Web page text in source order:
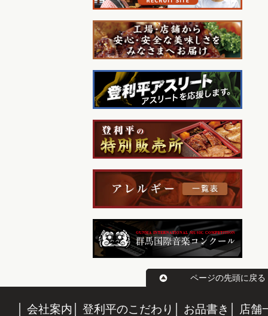
ページの先頭に戻る
会社案内 登利平のこだわり お品書き
店舗